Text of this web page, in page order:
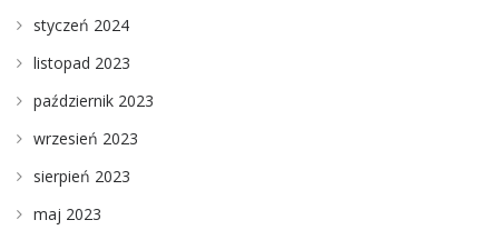
styczeń 2024
listopad 2023
październik 2023
wrzesień 2023
sierpień 2023
maj 2023